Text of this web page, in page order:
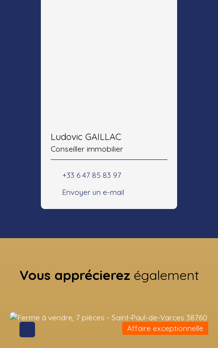
Ludovic GAILLAC
Conseiller immobilier
+33 6 47 85 83 97
Envoyer un e-mail
Vous apprécierez également
Affaire exceptionnelle